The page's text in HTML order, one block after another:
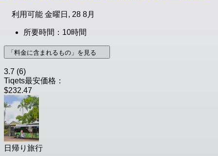
利用可能 金曜日, 28 8月
所要時間：10時間
「料金に含まれるもの」を見る
3.7 (6)
Tiqets最安価格：
$232.47
日帰り旅行